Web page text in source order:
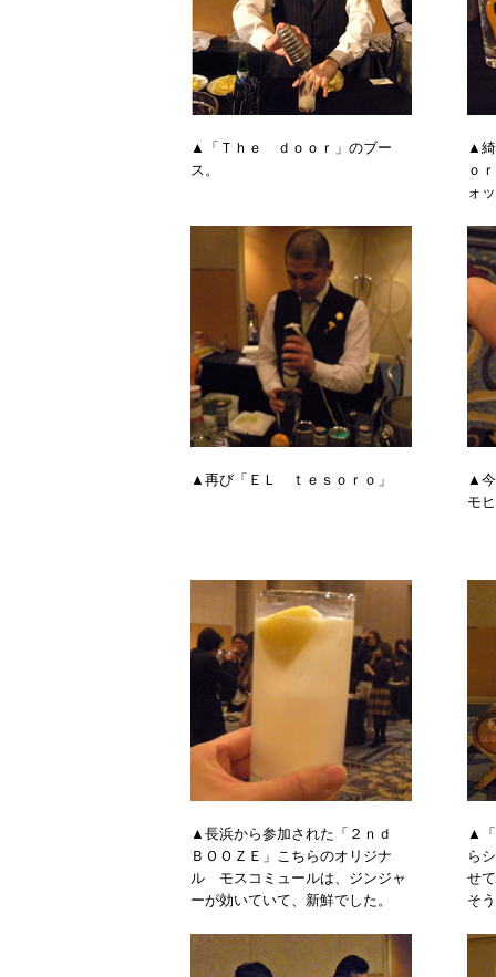
▲「Ｔｈｅ ｄｏｏｒ」のブー
ス。
▲
ｏ
ォ
▲再び「ＥＬ ｔｅｓｏｒｏ」
▲
モ
▲長浜から参加された「２ｎｄ
ＢＯＯＺＥ」こちらのオリジナ
ル モスコミュールは、ジンジャ
ーが効いていて、新鮮でした。
▲「
ら
せ
そ